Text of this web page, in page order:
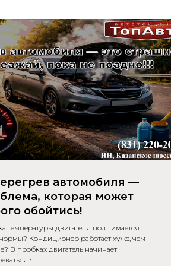
автомобиля —
которая может
обойтись!
температуры двигателя поднимается
Кондиционер работает хуже, чем
В пробках двигатель начинает